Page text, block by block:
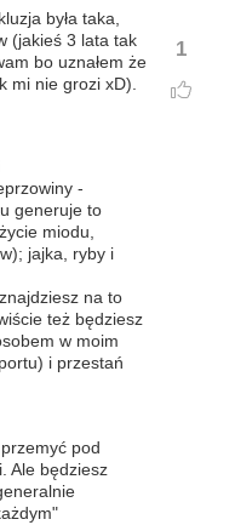
1
była taka,
(jakieś 3 lata tak
bo uznałem że
mi nie grozi xD).
-
generuje to
miodu,
jajka, ryby i
na to
też będziesz
w moim
i przestań
pod
Ale będziesz